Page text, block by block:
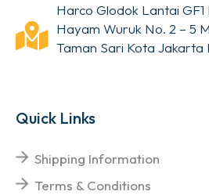
Harco Glodok Lantai GF1
Hayam Wuruk No. 2 – 5
Taman Sari Kota Jakarta
Quick Links
Shipping Information
Terms & Conditions